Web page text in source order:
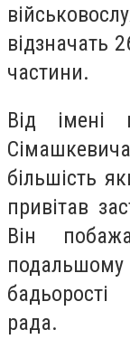
відзначать
частини.
Від імені
більшість
привітав
Він
подальшому
рада.